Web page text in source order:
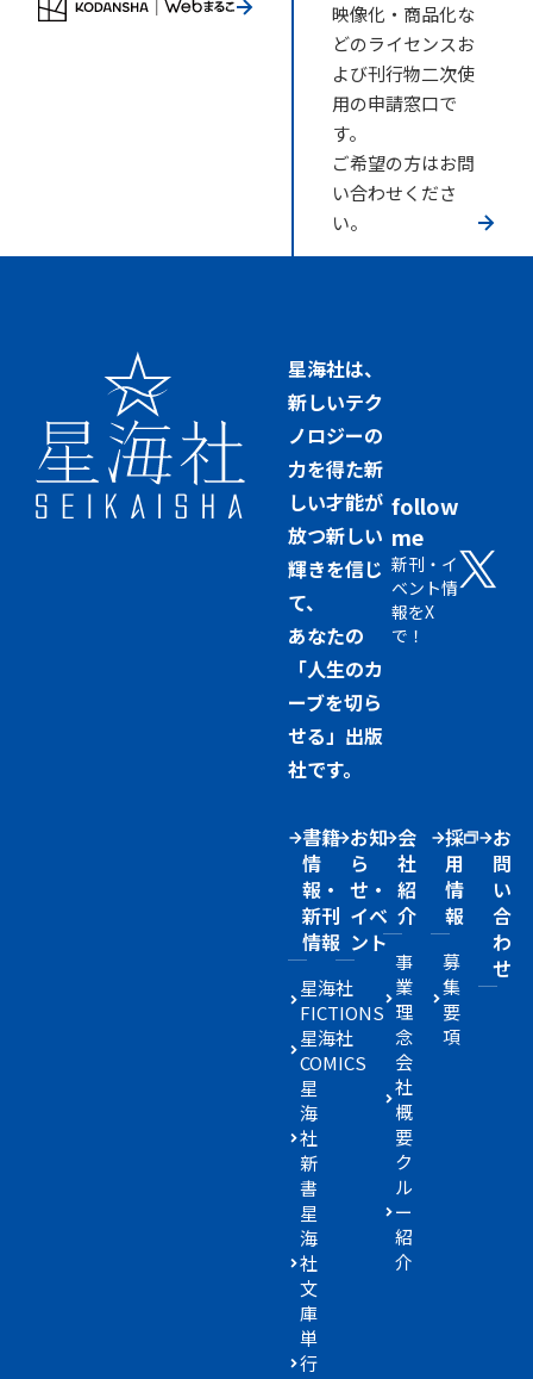
映像化・商品化な
どのライセンスお
よび刊行物二次使
用の申請窓口で
す。
ご希望の方はお問
い合わせくださ
い。
星海社は、
新しいテク
ノロジーの
力を得た新
しい才能が
放つ新しい
輝きを信じ
て、
あなたの
「人生のカ
ーブを切ら
せる」出版
社です。
follow
me
新刊・イ
ベント情
報をX
で！
書籍
情
報・
新刊
情報
星海社
FICTIONS
星海社
COMICS
星
海
社
新
書
星
海
社
文
庫
単
行
お知
ら
せ・
イベ
ント
会
社
紹
介
事
業
理
念
会
社
概
要
ク
ル
ー
紹
介
採
用
情
報
募
集
要
項
お
問
い
合
わ
せ